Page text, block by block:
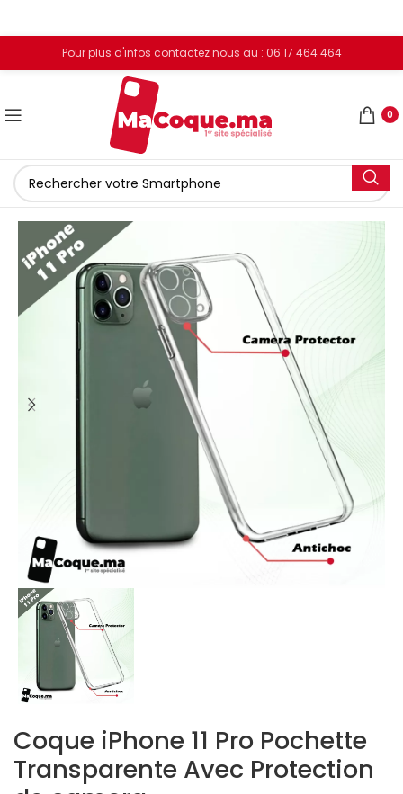
Pour plus d'infos contactez nous au : 06 17 464 464
0
Coque iPhone 11 Pro Pochette
Transparente Avec Protection